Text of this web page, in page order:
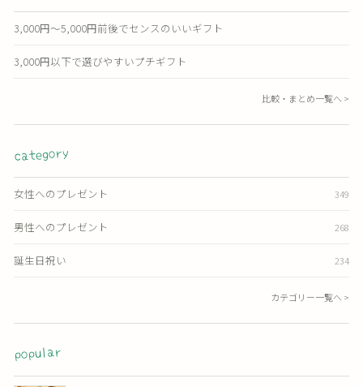
3,000円〜5,000円前後でセンスのいいギフト
3,000円以下で選びやすいプチギフト
比較・まとめ一覧へ >
category
女性へのプレゼント 349
男性へのプレゼント 268
誕生日祝い 234
カテゴリー一覧へ >
popular